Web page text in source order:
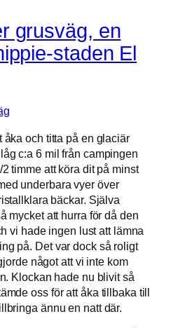
grusväg, en
staden El
åka och titta på en glaciär
c:a 6 mil från campingen
timme att köra dit på minst
underbara vyer över
bäckar. Själva
mycket att hurra för då den
vi hade ingen lust att lämna
på. Det var dock så roligt
något att vi inte kom
Klockan hade nu blivit så
oss för att åka tillbaka till
ännu en natt där.